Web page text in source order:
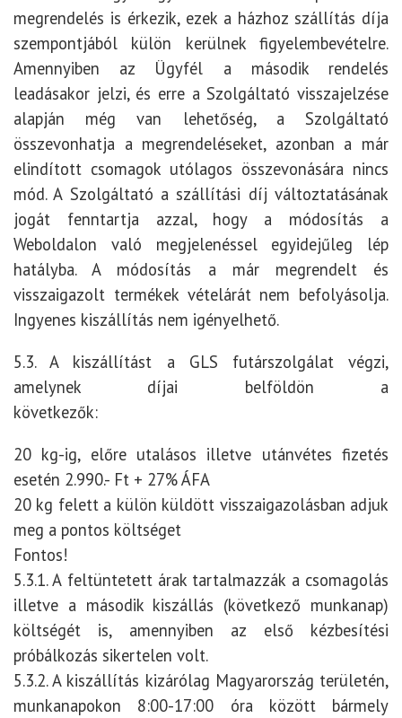
megrendelés is érkezik, ezek a házhoz szállítás díja
szempontjából külön kerülnek figyelembevételre.
Amennyiben az Ügyfél a második rendelés
leadásakor jelzi, és erre a Szolgáltató visszajelzése
alapján még van lehetőség, a Szolgáltató
összevonhatja a megrendeléseket, azonban a már
elindított csomagok utólagos összevonására nincs
mód. A Szolgáltató a szállítási díj változtatásának
jogát fenntartja azzal, hogy a módosítás a
Weboldalon való megjelenéssel egyidejűleg lép
hatályba. A módosítás a már megrendelt és
visszaigazolt termékek vételárát nem befolyásolja.
Ingyenes kiszállítás nem igényelhető.
5.3. A kiszállítást a GLS futárszolgálat végzi,
amelynek díjai belföldön a
következők:
20 kg-ig, előre utalásos illetve utánvétes fizetés
esetén 2.990.- Ft + 27% ÁFA
20 kg felett a külön küldött visszaigazolásban adjuk
meg a pontos költséget
Fontos!
5.3.1. A feltüntetett árak tartalmazzák a csomagolás
illetve a második kiszállás (következő munkanap)
költségét is, amennyiben az első kézbesítési
próbálkozás sikertelen volt.
5.3.2. A kiszállítás kizárólag Magyarország területén,
munkanapokon 8:00-17:00 óra között bármely